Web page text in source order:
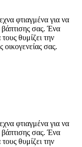
φτιαγμένα για να
βάπτισης σας. Ένα
θυμίζει την
σας.
φτιαγμένα για να
βάπτισης σας. Ένα
θυμίζει την